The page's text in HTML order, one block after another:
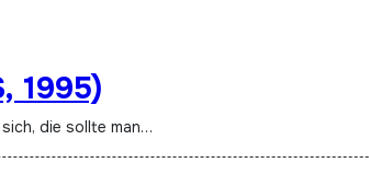
1995)
die sollte man…